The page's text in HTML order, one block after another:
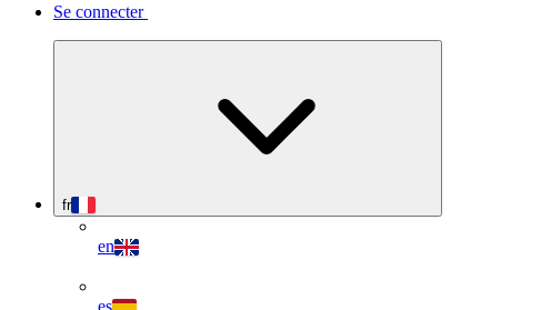
Se connecter
fr
en
es